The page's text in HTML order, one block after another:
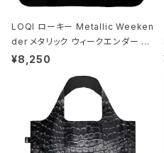
LOQI ローキー Metallic Weeken
der メタリック ウィークエンダー ボ
ストンバッグ ショルダーバッグ JEAN
ck ジャン=ミッシェル・バスキア/クラ
ウン ブラック
¥8,250